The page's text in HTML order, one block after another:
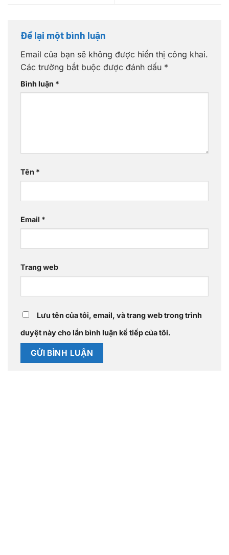
Để lại một bình luận
Email của bạn sẽ không được hiển thị công khai.
Các trường bắt buộc được đánh dấu *
Bình luận *
Tên *
Email *
Trang web
Lưu tên của tôi, email, và trang web trong trình
duyệt này cho lần bình luận kế tiếp của tôi.